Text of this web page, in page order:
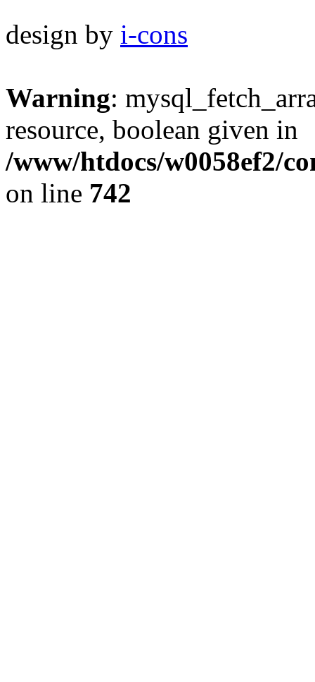
design by i-cons
Warning:
resource, boolean given in
/www/htdocs/w0058ef2/
on line 742